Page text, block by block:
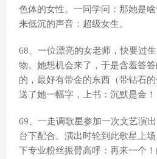
色体的女性。一同学问：那她是
来低沉的声音：超级女生。
68、一位漂亮的女老师，快要过
物。她想机会来了，于是含羞答
的，最好有带金的东西（带钻石
送了她一幅字，上书：沉默是金！
69、一走调歌星参加一次文艺演
台下配合。演出时轮到此歌星上
下专业粉丝振臂高呼：再来一个